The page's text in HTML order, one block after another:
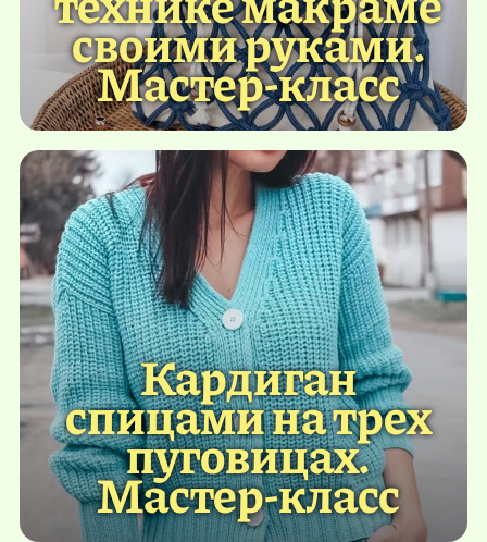
своими руками.
Мастер-класс
Кардиган
спицами на трех
пуговицах.
Мастер-класс